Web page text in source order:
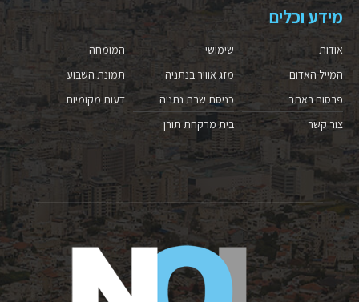
מידע וכלים
אודות
המייל האדום
פרסום באתר
צור קשר
שימושי
מזג אוויר בנתניה
כניסת שבת נתניה
בית מרקחת תורן
המומחה
תמונת השבוע
דעות מקומיות